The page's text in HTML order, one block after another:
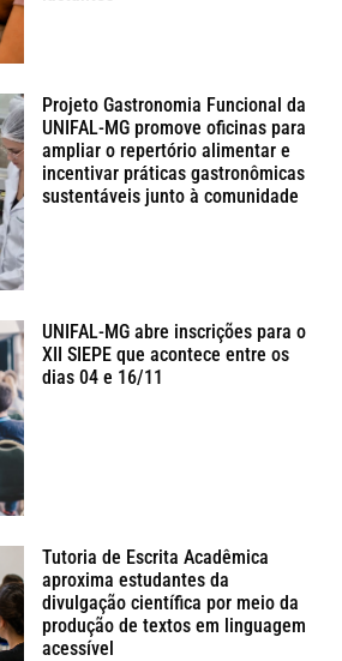
Projeto Gastronomia Funcional da
UNIFAL-MG promove oficinas para
ampliar o repertório alimentar e
incentivar práticas gastronômicas
sustentáveis junto à comunidade
UNIFAL-MG abre inscrições para o
XII SIEPE que acontece entre os
dias 04 e 16/11
Tutoria de Escrita Acadêmica
aproxima estudantes da
divulgação científica por meio da
produção de textos em linguagem
acessível